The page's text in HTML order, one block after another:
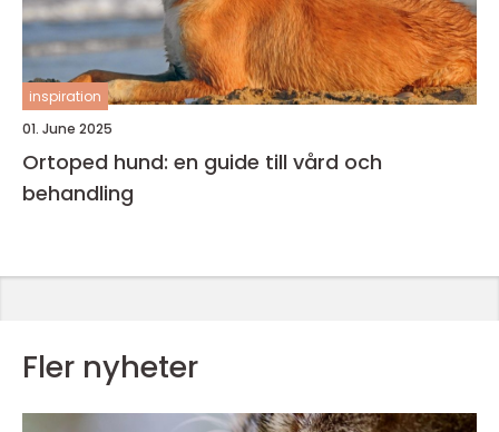
inspiration
01. June 2025
Ortoped hund: en guide till vård och
behandling
Fler nyheter